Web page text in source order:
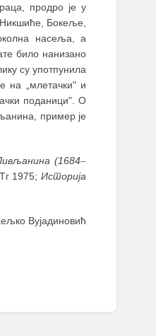
продро је у
Никшиће, Бокеље,
насеља, а
било нанизано
су употпунила
на „млетачки" и
поданици". О
пример је
(1684–
1975;Историја
Вујадиновић